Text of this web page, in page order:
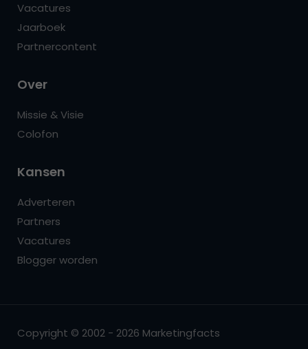
Vacatures
Jaarboek
Partnercontent
Over
Missie & Visie
Colofon
Kansen
Adverteren
Partners
Vacatures
Blogger worden
Copyright © 2002 - 2026 Marketingfacts